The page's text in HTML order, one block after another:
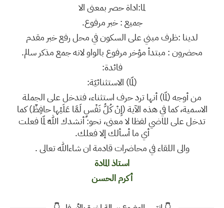
لما:اداة حصر بمعنى الا
جميع : خبر مرفوع.
لدينا :ظرف مبني على السكون في محل رفع خبر مقدم
محضرون : مبتدأ مؤخر مرفوع بالواو لانه جمع مذكر سالم.
فائدة:
(لمّا) الاستثنائيّة:
من أوجه (لمّا) أنها ترد حرف استثناء، فتدخل على الجملة
الاسمية، كما في هذه الآية (إِنْ كُلُّ نَفْسٍ لَمَّا عَلَيْها حافِظٌ) كما
تدخل على الماضي لفظا لا معنى، نحو: أنشدك اللّه لمّا فعلت
أي ما أسألك إلا فعلك.
والى اللقاء في محاضرات قادمة ان شاءالله تعالى .
استاذ المادة
أكرم الحسن